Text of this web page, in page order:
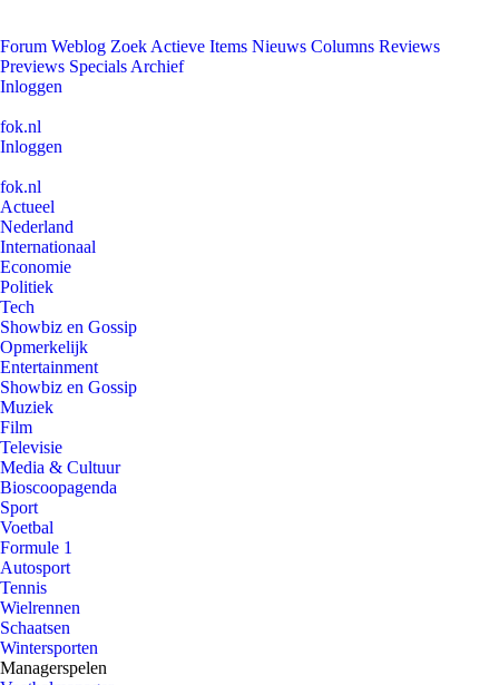
Forum Weblog Zoek Actieve Items Nieuws Columns Reviews
Previews Specials Archief
Inloggen
fok.nl
Inloggen
fok.nl
Actueel
Nederland
Internationaal
Economie
Politiek
Tech
Showbiz en Gossip
Opmerkelijk
Entertainment
Showbiz en Gossip
Muziek
Film
Televisie
Media & Cultuur
Bioscoopagenda
Sport
Voetbal
Formule 1
Autosport
Tennis
Wielrennen
Schaatsen
Wintersporten
Managerspelen